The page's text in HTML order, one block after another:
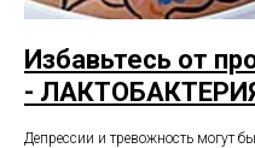
Избавьтесь от
-
Депрессии и тревожность могут